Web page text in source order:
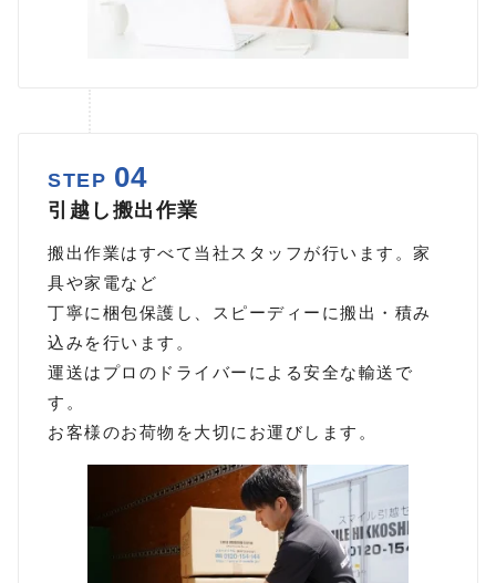
STEP 04
引越し搬出作業
搬出作業はすべて当社スタッフが行います。家
具や家電など
丁寧に梱包保護し、スピーディーに搬出・積み
込みを行います。
運送はプロのドライバーによる安全な輸送で
す。
お客様のお荷物を大切にお運びします。